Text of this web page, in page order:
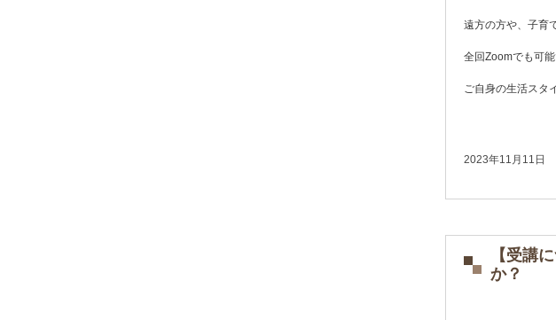
遠方の方や、子育
全回Zoomでも可
ご自身の生活スタ
2023年11月11日
【受講
か？